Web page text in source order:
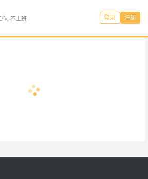
作, 不上班 登录 注册